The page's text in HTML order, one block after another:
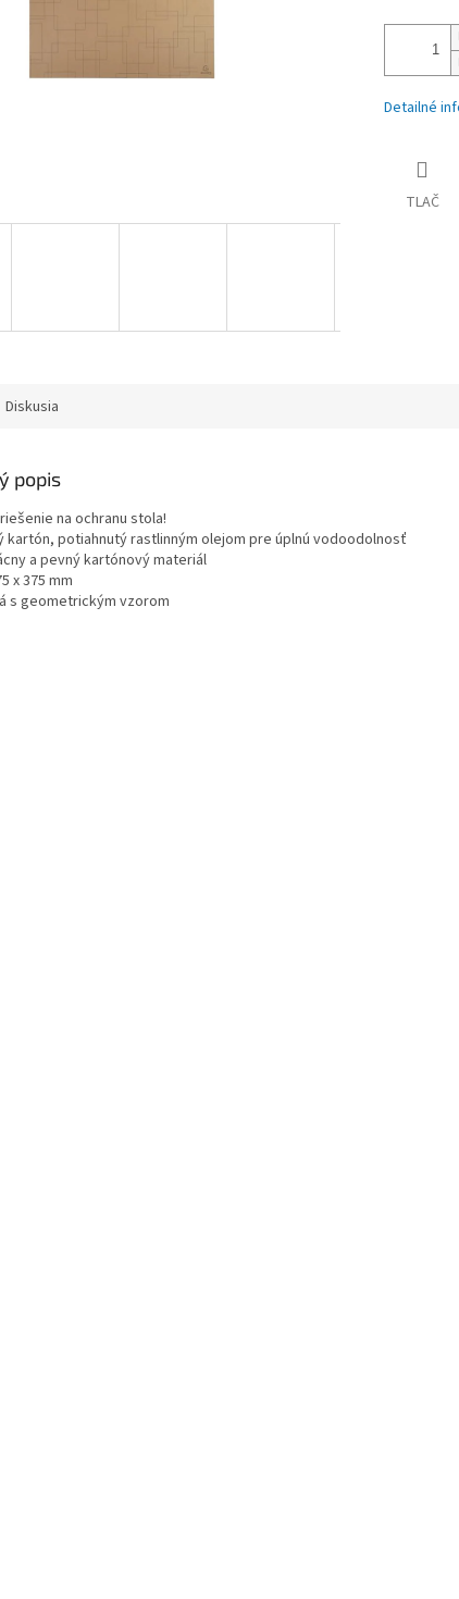
Detailné
TLAČ
Diskusia
popis
na ochranu stola!
kartón, potiahnutý rastlinným olejom pre úplnú vodoodolnosť
a pevný kartónový materiál
x 375 mm
s geometrickým vzorom